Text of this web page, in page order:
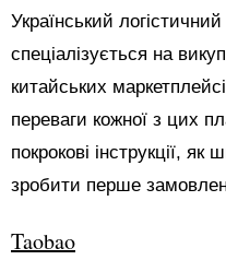
Український
спеціалізується на
китайських
переваги кожної з цих
покрокові інструкції,
зробити перше
Taobao